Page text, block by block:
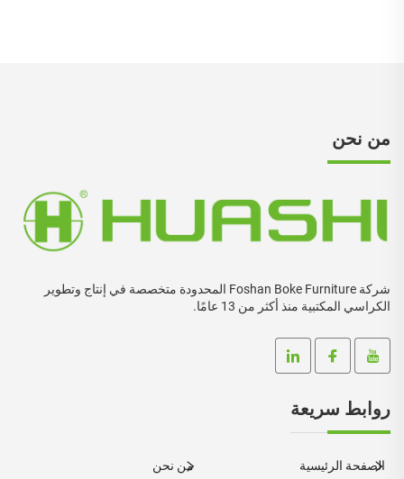
من نحن
شركة Foshan Boke Furniture المحدودة متخصصة في إنتاج وتطوير
الكراسي المكتبية منذ أكثر من 13 عامًا.
روابط سريعة
الصفحة الرئيسية من نحن